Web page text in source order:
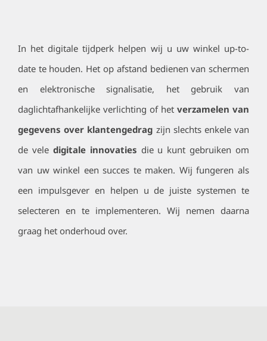
In het digitale tijdperk helpen wij u uw winkel up-to-
date te houden. Het op afstand bedienen van schermen
en elektronische signalisatie, het gebruik van
daglichtafhankelijke verlichting of hetverzamelen van
gegevens over klantengedrag zijn slechts enkele van
de vele digitale innovaties die u kunt gebruiken om
van uw winkel een succes te maken. Wij fungeren als
een impulsgever en helpen u de juiste systemen te
selecteren en te implementeren. Wij nemen daarna
graag het onderhoud over.